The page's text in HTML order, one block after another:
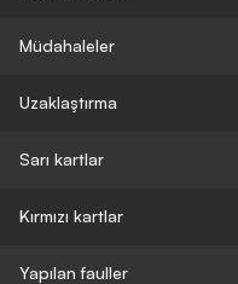
Müdahaleler
Uzaklaştırma
Sarı kartlar
Kırmızı kartlar
Yapılan fauller